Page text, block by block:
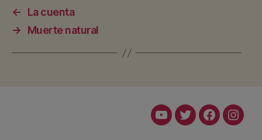
←
La cuenta
→
Muerte natural
YoutubeTwitterFacebook